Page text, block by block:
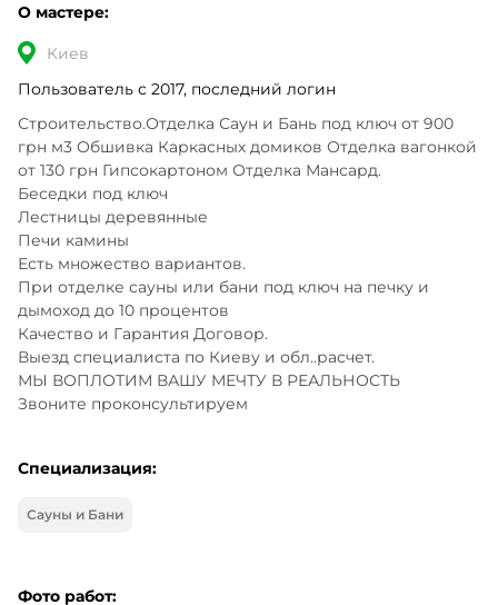
О мастере:
Киев
Пользователь с 2017, последний логин
Строительство.Отделка Саун и Бань под ключ от 900
грн м3 Обшивка Каркасных домиков Отделка вагонкой
от 130 грн Гипсокартоном Отделка Мансард.
Беседки под ключ
Лестницы деревянные
Печи камины
Есть множество вариантов.
При отделке сауны или бани под ключ на печку и
дымоход до 10 процентов
Качество и Гарантия Договор.
Выезд специалиста по Киеву и обл..расчет.
МЫ ВОПЛОТИМ ВАШУ МЕЧТУ В РЕАЛЬНОСТЬ
Звоните проконсультируем
Специализация:
Сауны и Бани
Фото работ: